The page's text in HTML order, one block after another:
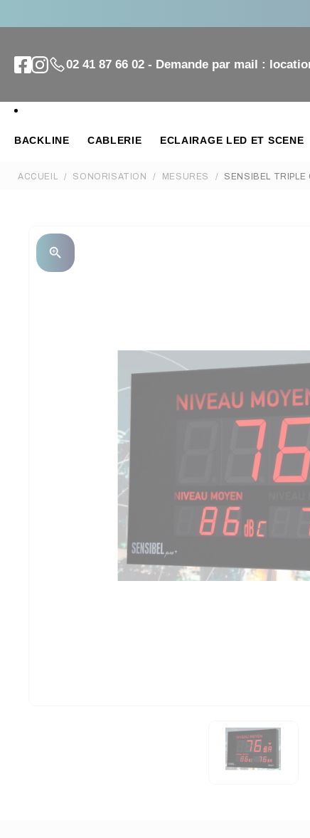
02 41 87 66 02 - Demande par mail :
BACKLINE CABLERIE ECLAIRAGE LED ET SCENE
ACCUEIL SONORISATION MESURES SENSIBEL TRIPLE
zoom_in